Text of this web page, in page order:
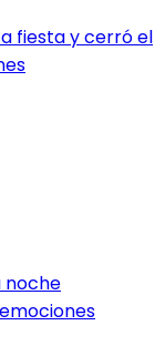
fiesta y cerró el
noche